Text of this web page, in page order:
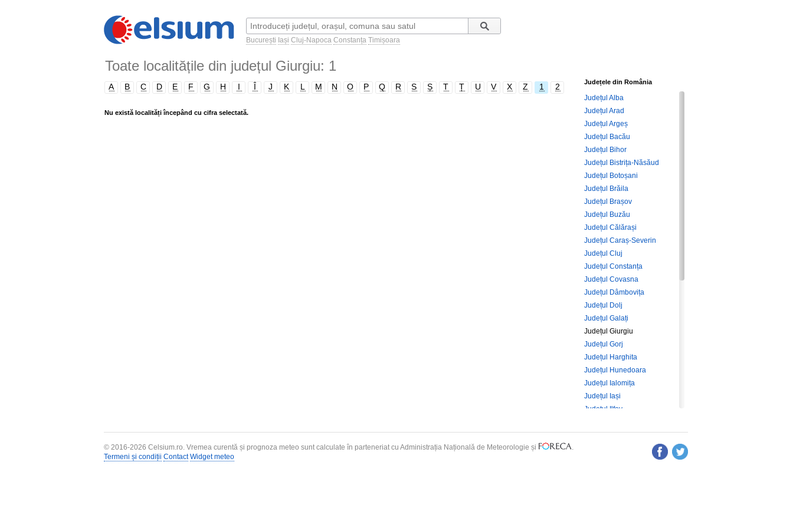
București Iași Cluj-Napoca Constanța Timișoara
Toate localitățile din județul Giurgiu: 1
A B C D E F G H I Î J K L M N O P Q R S Ș T Ț U V X Z 1 2
Nu există localități începând cu cifra selectată.
Județele din România
Județul Alba
Județul Arad
Județul Argeș
Județul Bacău
Județul Bihor
Județul Bistrița-Năsăud
Județul Botoșani
Județul Brăila
Județul Brașov
Județul Buzău
Județul Călărași
Județul Caraș-Severin
Județul Cluj
Județul Constanța
Județul Covasna
Județul Dâmbovița
Județul Dolj
Județul Galați
Județul Giurgiu
Județul Gorj
Județul Harghita
Județul Hunedoara
Județul Ialomița
Județul Iași
Județul Ilfov
Județul Mehedinți
© 2016-2026 Celsium.ro. Vremea curentă și prognoza meteo sunt calculate în parteneriat cu Administrația Națională de Meteorologie și
.
Termeni și condiții Contact Widget meteo